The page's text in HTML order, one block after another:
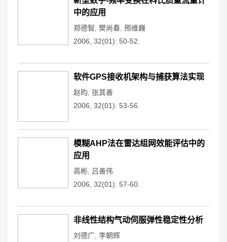
中的应用
郑德智 樊尚春 邢维巍
2006, 32(01): 50-52.
软件GPS接收机架构与捕获算法实现
赵昀
张其善
2006, 32(01): 53-56.
模糊AHP法在雷达组网效能评估中的
应用
高彬
吕善伟
2006, 32(01): 57-60.
非线性结构气动伺服弹性稳定性分析
刘德广 李朝辉